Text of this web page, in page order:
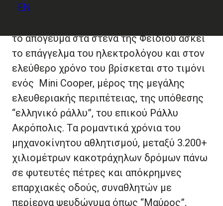
EN
εμπειρικά, με τον τρόπο της αληθινής
το απόγευμα στα στενά της Φειδίου ασκεί
το επάγγελμα του ηλεκτρολόγου και στον
ελεύθερο χρόνο του βρίσκεται στο τιμόνι
ενός Mini Cooper, μέρος της μεγάλης
ελευθεριακής περιπέτειας, της υπόθεσης
“ελληνικό ράλλυ”, του επικού Ράλλυ
Ακρόπολις. Tα ρομαντικά χρόνια του
μηχανοκίνητου αθλητισμού, μεταξύ 3.200+
χιλιομέτρων κακοτράχηλων δρόμων πάνω
σε φυτευτές πέτρες και απόκρημνες
επαρχιακές οδούς, συναθλητών με
περίεργα ψευδώνυμα όπως “Μαύρος”,